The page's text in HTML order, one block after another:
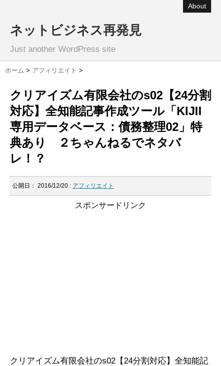
About
ネットビジネス再発見
Just another WordPress site
ホーム > アフィリエイト >
クリアイズム有限会社のs02【24分割
対応】全知能記事作成ツール「KIJII
専用データベース：債務整理02」特
典あり ２ちゃんねるでネタバ
レ！？
公開日： 2016/12/20 : アフィリエイト
スポンサードリンク
クリアイズム有限会社のs02【24分割対応】全知能記